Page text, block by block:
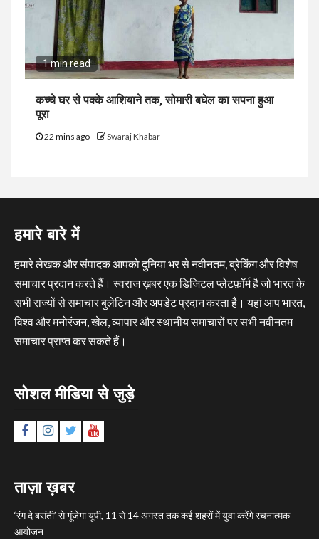
1 min read
कच्चे घर से पक्के आशियाने तक, सोमारी बघेल का सपना हुआ
पूरा
22 mins ago Swaraj Khabar
हमारे बारे में
हमारे लेखक और संपादक आपको दुनिया भर से नवीनतम, ब्रेकिंग और विशेष
समाचार प्रदान करते हैं। स्वराज ख़बर एक डिजिटल प्लेटफ़ॉर्म है जो भारत के
सभी राज्यों से समाचार बुलेटिन और अपडेट प्रदान करता है। यहां आप भारत,
विश्व और मनोरंजन, खेल, व्यापार और स्थानीय समाचारों पर सभी नवीनतम
समाचार प्राप्त कर सकते हैं।
सोशल मीडिया से जुड़े
FacebookInstagram
TwitterYouTube
ताज़ा ख़बर
‘रंग दे बसंती’ से गूंजेगा यूपी, 11 से 14 अगस्त तक कई शहरों में युवा करेंगे रचनात्मक
आयोजन